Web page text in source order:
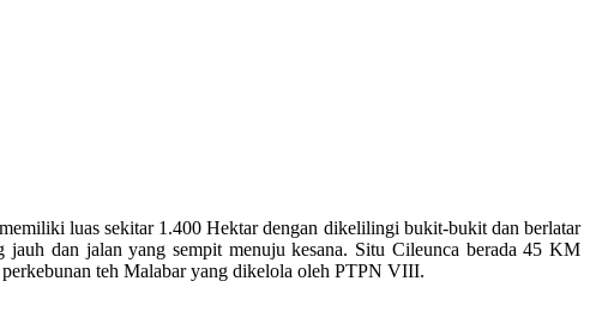
luas sekitar 1.400 Hektar dengan dikelilingi bukit-bukit dan berlatar
dan jalan yang sempit menuju kesana. Situ Cileunca berada 45 KM
teh Malabar yang dikelola oleh PTPN VIII.